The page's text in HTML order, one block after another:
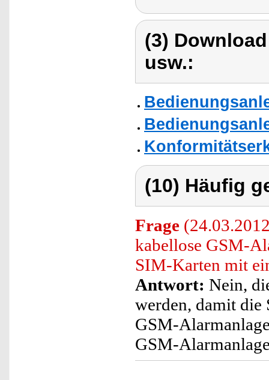
(3)
usw.:
(10) Häufig
Frage
kabellose GSM-
SIM-Karten mit
Antwort: Nein,
werden, damit die
GSM-
GSM-